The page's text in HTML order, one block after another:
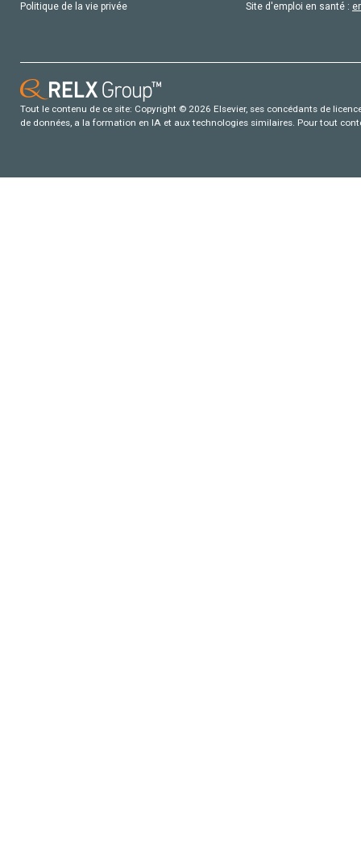
Politique de la vie privée
Site d'emploi en santé :
Tout le contenu de ce site: Copyright © 2026 Elsevier, ses concédants de
de données, a la formation en IA et aux technologies similaires. Pour tout